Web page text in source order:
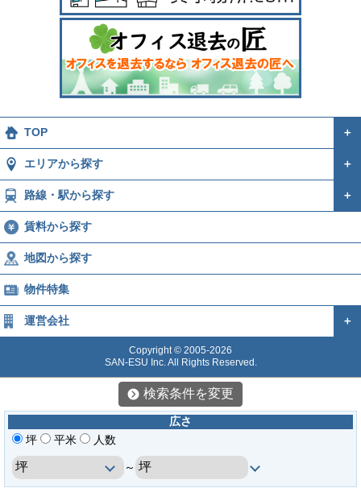
検索条件を変更
広さ
坪
平米 人数
～
TOP ＋
エリアから探す ＋
路線・駅から探す ＋
賃料から探す
地図から探す
物件特集
運営会社 ＋
Copyright © 2005-2026
SAN-ESU Inc. All Rights Reserved.